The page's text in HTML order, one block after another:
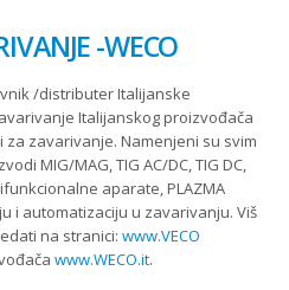
-WECO
/distributer Italijanske
Italijanskog proizvođača
zavarivanje. Namenjeni su svim
MIG/MAG, TIG AC/DC, TIG DC,
aparate, PLAZMA
i automatizaciju u zavarivanju. Viš
na stranici: www.VECO
www.WECO.it.